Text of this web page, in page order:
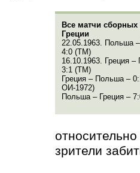
Все матчи
Греции
22.05.1963. Польша
4:0 (ТМ)
16.10.1963. Греция
3:1 (ТМ)
Греция – Польша –
ОИ-1972)
Польша – Греция –
зрители